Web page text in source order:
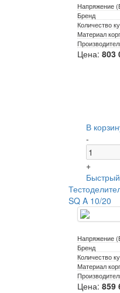
Напряжение
Бренд
Количество
Материал
Цена: 803
В
-
+
SQ A 10/20
Напряжение
Бренд
Количество
Материал
Цена: 859